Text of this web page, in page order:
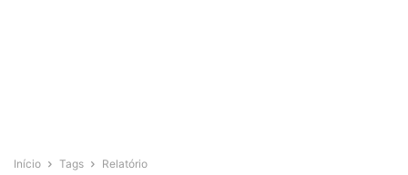
Início Tags Relatório